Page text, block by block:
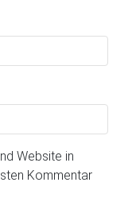
Website in
Kommentar